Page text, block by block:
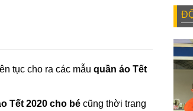
tục cho ra các mẫu quần áo Tết
Tết 2020 cho bé cũng thời trang